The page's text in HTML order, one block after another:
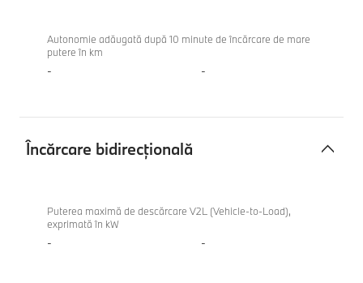
Autonomie adăugată după 10 minute de încărcare de mare
putere în km
- -
Încărcare bidirecțională
bidirecțională
xDrive40d
Puterea maximă de descărcare V2L (Vehicle-to-Load),
exprimată în kW
- -